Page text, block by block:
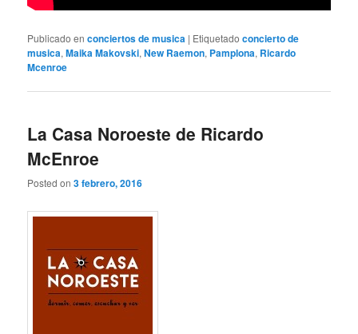
Publicado en conciertos de musica | Etiquetado concierto de
musica,Maika Makovski,New Raemon, Pamplona, Ricardo
Mcenroe
La Casa Noroeste de Ricardo
McEnroe
Posted on3 febrero, 2016